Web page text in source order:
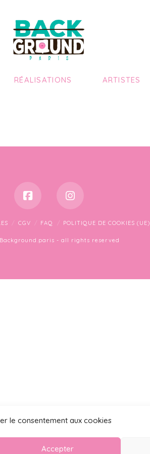
le consentement aux cookies
Accepter
RÉALISATIONS ARTISTES
CGV FAQ POLITIQUE DE COOKIES (UE)
- all rights reserved